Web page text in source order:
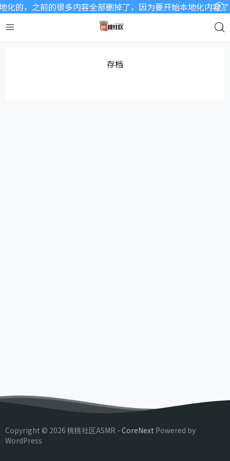
的，之前的很多内容全部删掉了，因为要开始本地化内容
存档
Copyright © 2026 桃桃社区ASMR - CoreNext Powered by
WordPress